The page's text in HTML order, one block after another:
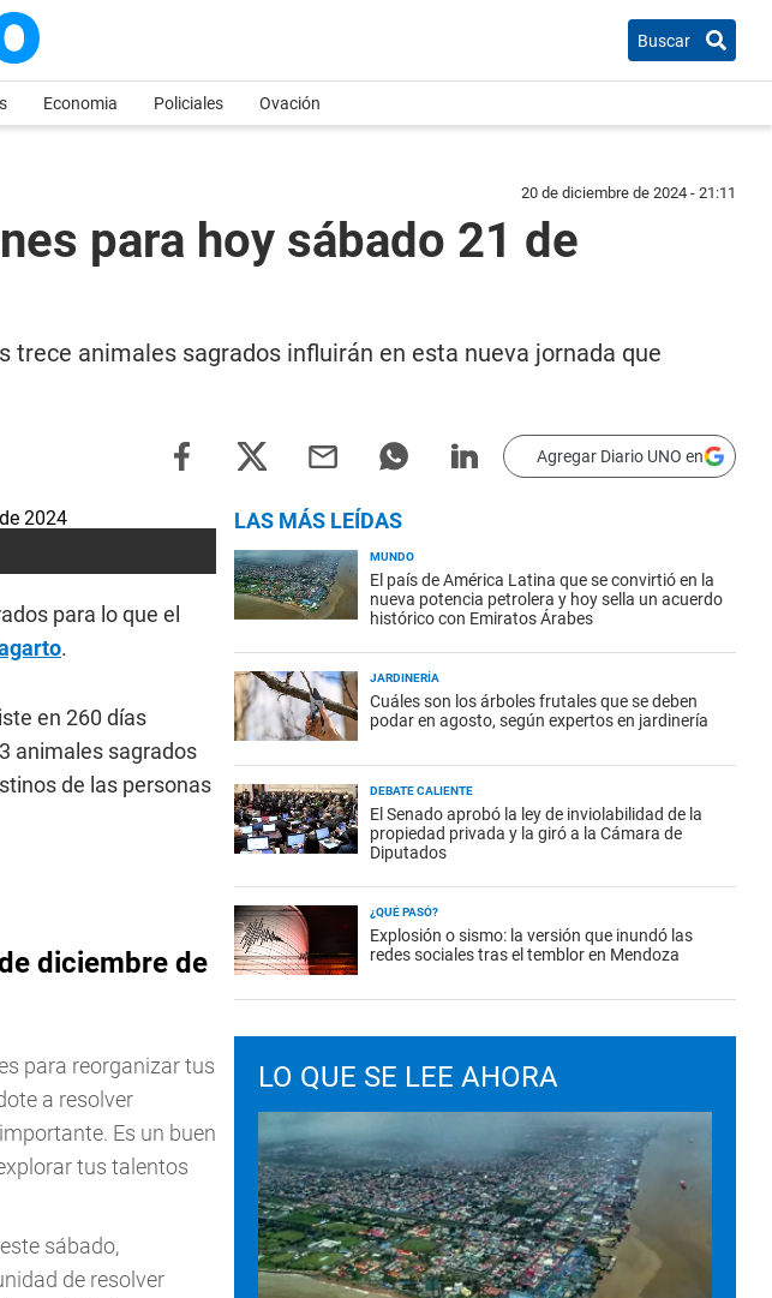
Buscar
Economia Policiales Ovación
20 de diciembre de 2024 - 21:11
para hoy sábado 21 de
trece animales sagrados influirán en esta nueva jornada que
Agregar Diario UNO en
para lo que el
.
en 260 días
animales sagrados
de las personas
diciembre de
para reorganizar tus
a resolver
Es un buen
tus talentos
sábado,
de resolver
LAS MÁS LEÍDAS
MUNDO
El país de América Latina que se convirtió en la
nueva potencia petrolera y hoy sella un acuerdo
histórico con Emiratos Árabes
JARDINERÍA
Cuáles son los árboles frutales que se deben
podar en agosto, según expertos en jardinería
DEBATE CALIENTE
El Senado aprobó la ley de inviolabilidad de la
propiedad privada y la giró a la Cámara de
Diputados
¿QUÉ PASÓ?
Explosión o sismo: la versión que inundó las
redes sociales tras el temblor en Mendoza
LO QUE SE LEE AHORA